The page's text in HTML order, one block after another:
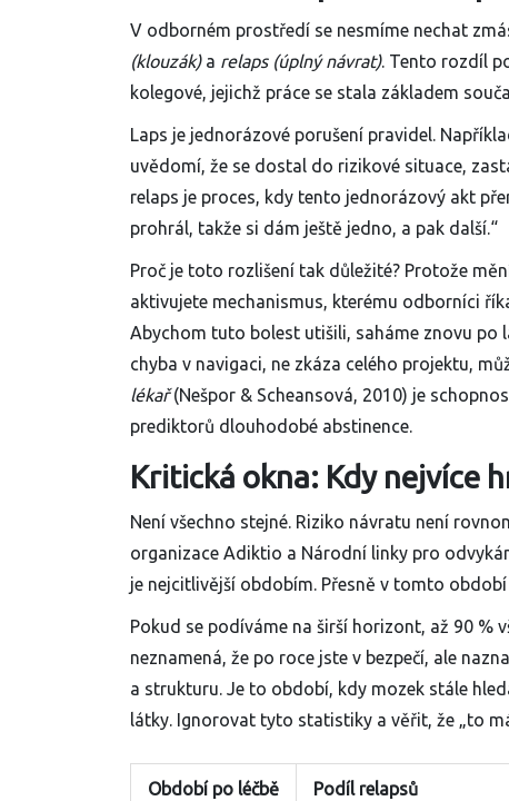
V odborném prostředí se nesmíme nechat
(klouzák)a relaps (úplný návrat). Tento rozdíl
kolegové, jejichž práce se stala základem
Laps je jednorázové porušení pravidel.
uvědomí, že se dostal do rizikové situace,
relaps je proces, kdy tento jednorázový akt
prohrál, takže si dám ještě jedno, a pak další.“
Proč je toto rozlišení tak důležité? Protože
aktivujete mechanismus, kterému odborníci
Abychom tuto bolest utišili, saháme znovu po
chyba v navigaci, ne zkáza celého projektu,
lékař(Nešpor & Scheansová, 2010) je
prediktorů dlouhodobé abstinence.
Kritická okna: Kdy nejvíce
Není všechno stejné. Riziko návratu není
organizace Adiktio a Národní linky pro
je nejcitlivější obdobím. Přesně v tomto
Pokud se podíváme na širší horizont, až 90 %
neznamená, že po roce jste v bezpečí, ale
a strukturu. Je to období, kdy mozek stále
látky. Ignorovat tyto statistiky a věřit, že „to
Období po léčbě Podíl relapsů